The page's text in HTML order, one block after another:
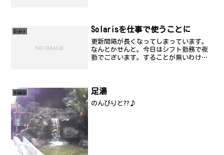
ていらっしゃますね。...
Diary Solarisを仕事で使うことに
更新間隔が長くなってしまっています。
なんとかせんと。今日はシフト勤務で夜
勤でございます。することが無いわけで
シフトは、ここ見てくだ...
Diary 足湯
のんびりと??♪